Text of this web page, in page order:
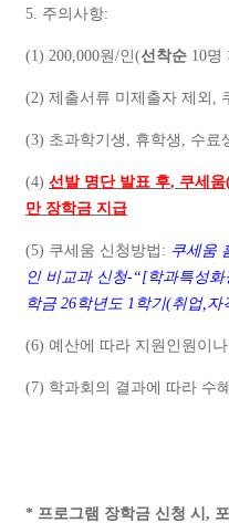
5. 주의사항:
(1) 200,000원/인(선착순 10명
(2) 제출서류 미제출자 제외 ,
(3) 초과학기생 , 휴학생 , 수료
(4) 선발 명단 발표 후, 쿠세움
만 장학금 지급
(5) 쿠세움 신청방법 : 쿠세움
인 비교과 신청-“[학과특성화
학금 26학년도 1 학기(취업,자
(6) 예산에 따라 지원인원이
(7) 학과회의 결과에 따라 수
* 프로그램 장학금 신청 시 ,